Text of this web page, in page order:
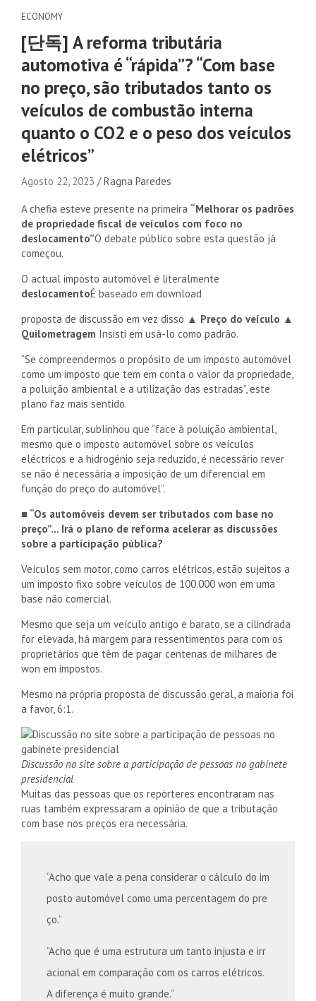
ECONOMY
[단독] A reforma tributária
automotiva é “rápida”? “Com base
no preço, são tributados tanto os
veículos de combustão interna
quanto o CO2 e o peso dos veículos
elétricos”
Agosto 22, 2023 Ragna Paredes
A chefia esteve presente na primeira “Melhorar os padrões
de propriedade fiscal de veículos com foco no
deslocamento”O debate público sobre esta questão já
começou.
O actual imposto automóvel é literalmente
deslocamentoÉ baseado em download
proposta de discussão em vez disso ▲ Preço do veículo ▲
Quilometragem Insisti em usá-lo como padrão.
“Se compreendermos o propósito de um imposto automóvel
como um imposto que tem em conta o valor da propriedade,
a poluição ambiental e a utilização das estradas”, este
plano faz mais sentido.
Em particular, sublinhou que “face à poluição ambiental,
mesmo que o imposto automóvel sobre os veículos
eléctricos e a hidrogénio seja reduzido, é necessário rever
se não é necessária a imposição de um diferencial em
função do preço do automóvel”.
■ “Os automóveis devem ser tributados com base no
preço”… Irá o plano de reforma acelerar as discussões
sobre a participação pública?
Veículos sem motor, como carros elétricos, estão sujeitos a
um imposto fixo sobre veículos de 100.000 won em uma
base não comercial.
Mesmo que seja um veículo antigo e barato, se a cilindrada
for elevada, há margem para ressentimentos para com os
proprietários que têm de pagar centenas de milhares de
won em impostos.
Mesmo na própria proposta de discussão geral, a maioria foi
a favor, 6:1.
Discussão no site sobre a participação de pessoas no gabinete
presidencial
Muitas das pessoas que os repórteres encontraram nas
ruas também expressaram a opinião de que a tributação
com base nos preços era necessária.
“Acho que vale a pena considerar o cálculo do im
posto automóvel como uma percentagem do pre
ço.”
“Acho que é uma estrutura um tanto injusta e irr
acional em comparação com os carros elétricos.
A diferença é muito grande.”